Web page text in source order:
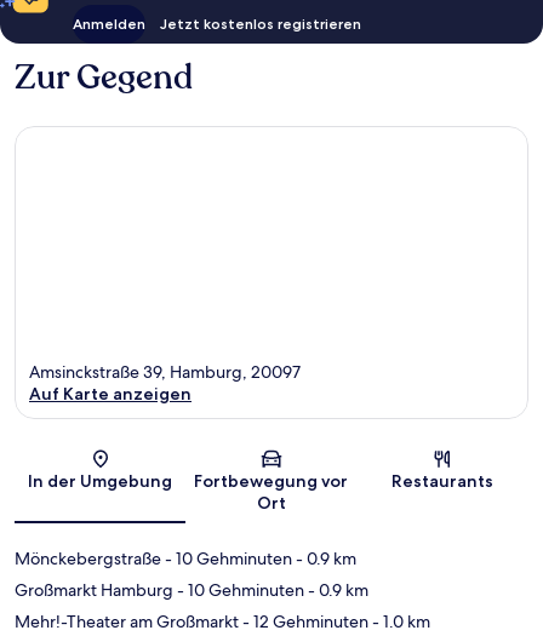
Anmelden Jetzt kostenlos registrieren
Zur Gegend
Karte
Amsinckstraße 39, Hamburg, 20097
Auf Karte anzeigen
In der Umgebung
Fortbewegung vor
Ort
Restaurants
Mönckebergstraße- 10 Gehminuten- 0.9 km
Großmarkt Hamburg - 10 Gehminuten- 0.9 km
Mehr!-Theater am Großmarkt- 12 Gehminuten- 1.0 km